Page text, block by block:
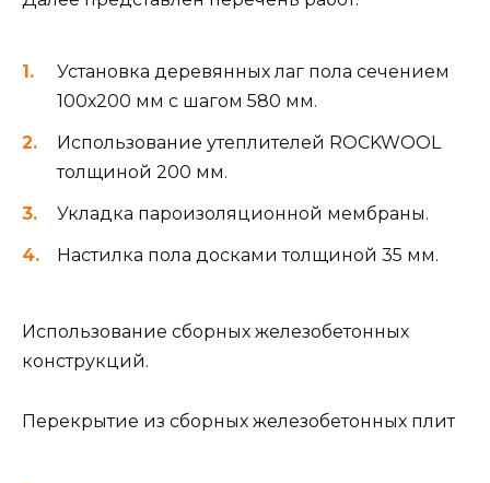
Установка деревянных лаг пола сечением
100х200 мм с шагом 580 мм.
Использование утеплителей ROCKWOOL
толщиной 200 мм.
Укладка пароизоляционной мембраны.
Настилка пола досками толщиной 35 мм.
Использование сборных железобетонных
конструкций.
Перекрытие из сборных железобетонных плит